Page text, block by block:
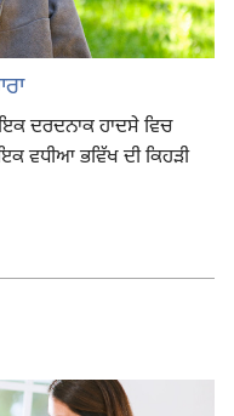
ਦਰਦਨਾਕ ਹਾਦਸੇ ਵਿਚ
ਵਧੀਆ ਭਵਿੱਖ ਦੀ ਕਿਹੜੀ